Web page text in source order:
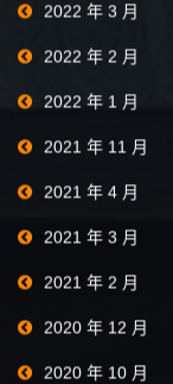
2022 年 3 月
2022 年 2 月
2022 年 1 月
2021 年 11 月
2021 年 4 月
2021 年 3 月
2021 年 2 月
2020 年 12 月
2020 年 10 月